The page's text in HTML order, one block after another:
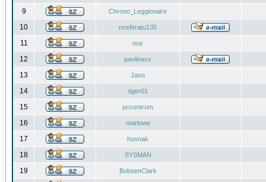
9 Chrono_Leggionaire
10 nosferatu135
11 nox
12 pavlinaxx
13 Jaso
14 tiger01
15 pccentrum
16 marlowe
17 husnak
18 SYSMAN
19 BobsenClark